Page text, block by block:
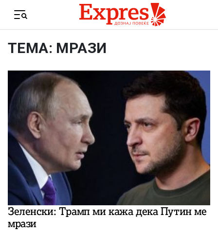
Menu
ТЕМА: МРАЗИ
Зеленски: Трамп ми кажа дека Путин ме
мрази